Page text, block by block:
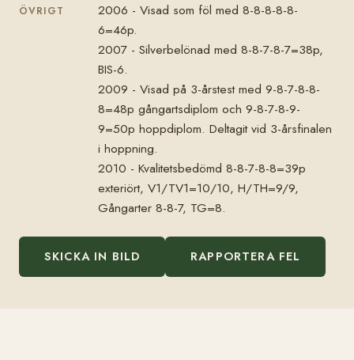
ÖVRIGT
2006 - Visad som föl med 8-8-8-8-8-
6=46p.
2007 - Silverbelönad med 8-8-7-8-7=38p,
BIS-6.
2009 - Visad på 3-årstest med 9-8-7-8-8-
8=48p gångartsdiplom och 9-8-7-8-9-
9=50p hoppdiplom. Deltagit vid 3-årsfinalen
i hoppning.
2010 - Kvalitetsbedömd 8-8-7-8-8=39p
exteriört, V1/TV1=10/10, H/TH=9/9,
Gångarter 8-8-7, TG=8.
SKICKA IN BILD RAPPORTERA FEL